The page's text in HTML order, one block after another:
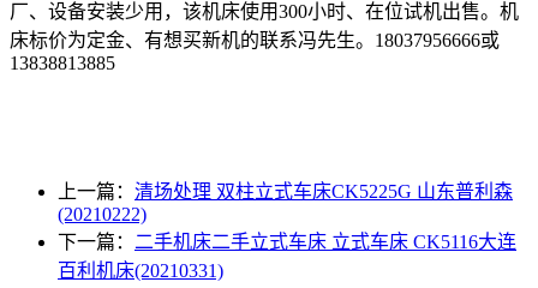
厂、设备安装少用，该机床使用300小时、在位试机出售。机
床标价为定金、有想买新机的联系冯先生。18037956666或
13838813885
上一篇： 清场处理 双柱立式车床CK5225G 山东普利森
(20210222)
下一篇： 二手机床二手立式车床 立式车床 CK5116大连
百利机床(20210331)